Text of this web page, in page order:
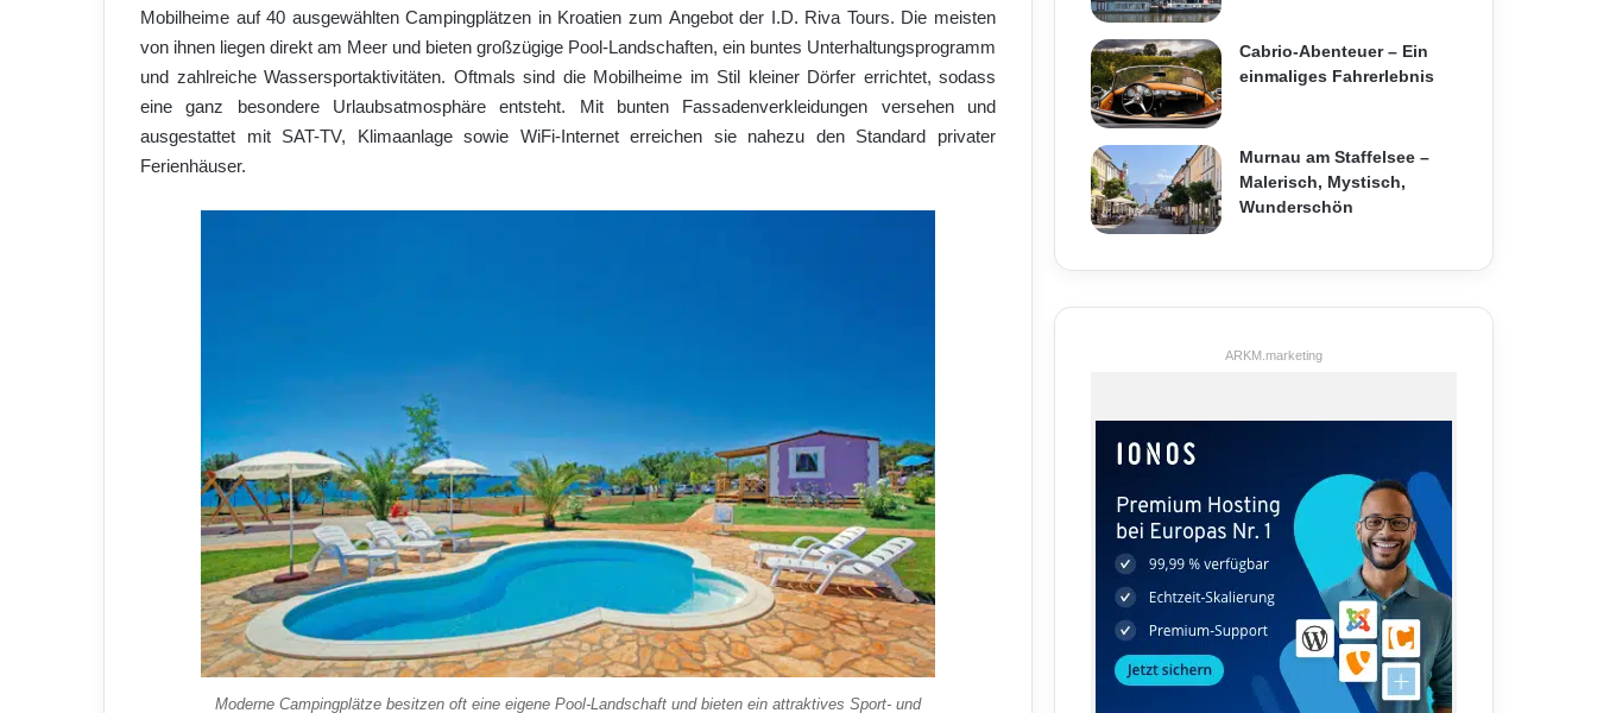
Mobilheime auf 40 ausgewählten Campingplätzen in Kroatien zum Angebot der I.D. Riva Tours. Die meisten
von ihnen liegen direkt am Meer und bieten großzügige Pool-Landschaften, ein buntes Unterhaltungsprogramm
und zahlreiche Wassersportaktivitäten. Oftmals sind die Mobilheime im Stil kleiner Dörfer errichtet, sodass
eine ganz besondere Urlaubsatmosphäre entsteht. Mit bunten Fassadenverkleidungen versehen und
ausgestattet mit SAT-TV, Klimaanlage sowie WiFi-Internet erreichen sie nahezu den Standard privater
Ferienhäuser.
Moderne Campingplätze besitzen oft eine eigene Pool-Landschaft und bieten ein attraktives Sport- und
Cabrio-Abenteuer – Ein
einmaliges Fahrerlebnis
Murnau am Staffelsee –
Malerisch, Mystisch,
Wunderschön
ARKM.marketing